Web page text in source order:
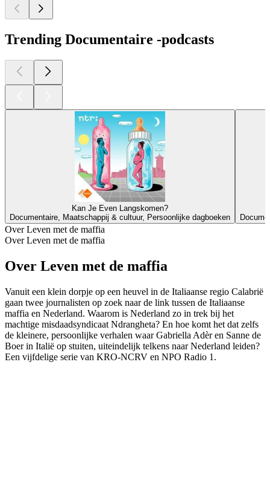
Trending Documentaire -podcasts
Kan Je Even Langskomen?
Documentaire, Maatschappij & cultuur, Persoonlijke dagboeken
Over Leven met de maffia
Over Leven met de maffia
Over Leven met de maffia
Vanuit een klein dorpje op een heuvel in de Italiaanse regio Calabrië
gaan twee journalisten op zoek naar de link tussen de Italiaanse
maffia en Nederland. Waarom is Nederland zo in trek bij het
machtige misdaadsyndicaat Ndrangheta? En hoe komt het dat zelfs
de kleinere, persoonlijke verhalen waar Gabriella Adèr en Sanne de
Boer in Italië op stuiten, uiteindelijk telkens naar Nederland leiden?
Een vijfdelige serie van KRO-NCRV en NPO Radio 1.